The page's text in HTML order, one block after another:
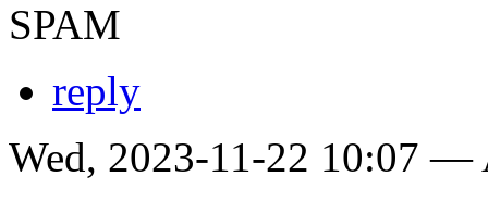
SPAM
reply
Wed, 2023-11-22 10:07 —